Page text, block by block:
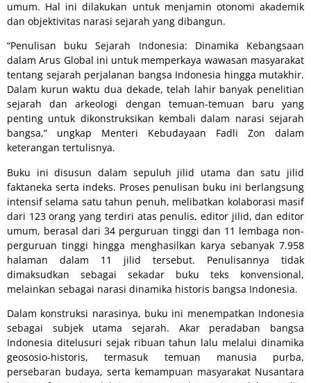
umum. Hal ini dilakukan untuk menjamin otonomi akademik
dan objektivitas narasi sejarah yang dibangun.
“Penulisan buku Sejarah Indonesia: Dinamika Kebangsaan
dalam Arus Global ini untuk memperkaya wawasan masyarakat
tentang sejarah perjalanan bangsa Indonesia hingga mutakhir.
Dalam kurun waktu dua dekade, telah lahir banyak penelitian
sejarah dan arkeologi dengan temuan-temuan baru yang
penting untuk dikonstruksikan kembali dalam narasi sejarah
bangsa,” ungkap Menteri Kebudayaan Fadli Zon dalam
keterangan tertulisnya.
Buku ini disusun dalam sepuluh jilid utama dan satu jilid
faktaneka serta indeks. Proses penulisan buku ini berlangsung
intensif selama satu tahun penuh, melibatkan kolaborasi masif
dari 123 orang yang terdiri atas penulis, editor jilid, dan editor
umum, berasal dari 34 perguruan tinggi dan 11 lembaga non-
perguruan tinggi hingga menghasilkan karya sebanyak 7.958
halaman dalam 11 jilid tersebut. Penulisannya tidak
dimaksudkan sebagai sekadar buku teks konvensional,
melainkan sebagai narasi dinamika historis bangsa Indonesia.
Dalam konstruksi narasinya, buku ini menempatkan Indonesia
sebagai subjek utama sejarah. Akar peradaban bangsa
Indonesia ditelusuri sejak ribuan tahun lalu melalui dinamika
geososio-historis, termasuk temuan manusia purba,
persebaran budaya, serta kemampuan masyarakat Nusantara